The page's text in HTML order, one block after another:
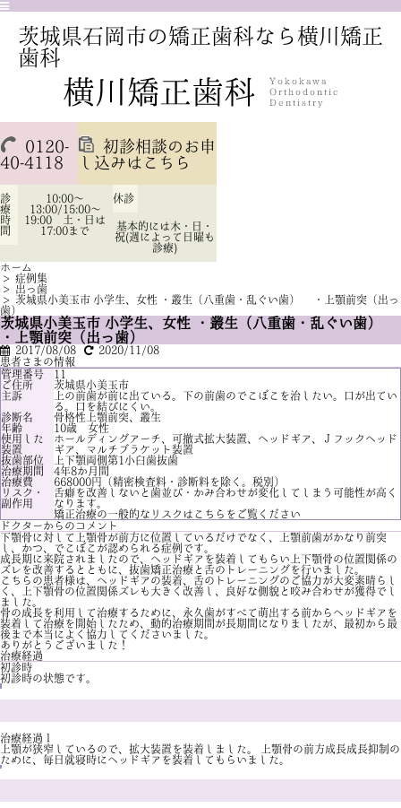
茨城県石岡市の矯正歯科なら横川矯正
歯科
0120-
40-4118
初診相談のお申
し込みはこちら
診
療
時
間
10:00～
13:00/15:00～
19:00 土・日は
17:00まで
休診
基本的には木・日・
祝(週によって日曜も
診療)
ホーム
> 症例集
> 出っ歯
> 茨城県小美玉市 小学生、女性 ・叢生（八重歯・乱ぐい歯） ・上顎前突（出っ
歯）
茨城県小美玉市 小学生、女性 ・叢生（八重歯・乱ぐい歯）
・上顎前突（出っ歯）
2017/08/08
2020/11/08
患者さまの情報
管理番号
11
ご住所
茨城県小美玉市
主訴
上の前歯が前に出ている。下の前歯のでこぼこを治したい。口が出てい
る。口を結びにくい。
診断名
骨格性上顎前突、叢生
年齢
10歳 女性
使用した
装置
ホールディングアーチ、可撤式拡大装置、ヘッドギア、Ｊフックヘッド
ギア、マルチブラケット装置
抜歯部位
上下顎両側第1小臼歯抜歯
治療期間
4年8か月間
治療費
668000円（精密検査料・診断料を除く。税別）
リスク・
副作用
舌癖を改善しないと歯並び・かみ合わせが変化してしまう可能性が高く
なります。
矯正治療の一般的なリスクは こちら をご覧ください
ドクターからのコメント
下顎骨に対して上顎骨が前方に位置しているだけでなく、上顎前歯がかなり前突
し、かつ、でこぼこが認められる症例です。
成長期に来院されましたので、ヘッドギアを装着してもらい上下顎骨の位置関係の
ズレを改善するとともに、抜歯矯正治療と舌のトレーニングを行いました。
こちらの患者様は、ヘッドギアの装着、舌のトレーニングのご協力が大変素晴らし
く、上下顎骨の位置関係ズレも大きく改善し、良好な側貌と咬み合わせが獲得でし
ました。
骨の成長を利用して治療するために、永久歯がすべて萌出する前からヘッドギアを
装着して治療を開始したため、動的治療期間が長期間になりましたが、最初から最
後まで本当によく協力してくださいました。
ありがとうございました！
治療経過
初診時
初診時の状態です。
治療経過１
上顎が狭窄しているので、拡大装置を装着しました。 上顎骨の前方成長成長抑制の
ために、毎日就寝時にヘッドギアを装着してもらいました。